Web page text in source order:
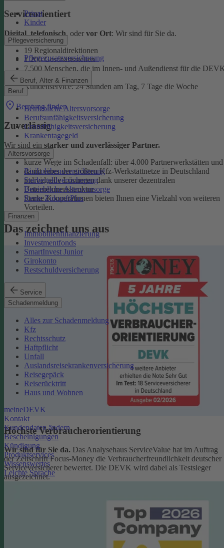
Privat
Kinder
Pflegeversicherung
Pflegezusatzversicherung
Beruf, Alter & Finanzen
Beruf
Betriebliche Altersvorsorge
Berufsunfähigkeitsversicherung
Grundfähigkeitsversicherung
Krankentagegeld
Altersvorsorge
Risikolebensversicherung
Sterbegeldversicherung
Betriebliche Altersvorsorge
Rente ZukunftPlus
Finanzen
Immobilienfinanzierung
Investmentfonds
SmartInvest Junior
Girokonto
Restschuldversicherung
Service
Schadenmeldung
Alles zur Schadenmeldung
Kfz
Rechtsschutz
Haftpflicht
Unfall
Auslandsreisekrankenversicherung
Reisegepäck
Reiserücktritt
Haus und Wohnen
meineDEVK
Kontakt
Kundendaten ändern
Bescheinigungen
Kündigung
Produktservices
Wissenswertes
Leichte Sprache
Serviceorientiert
Digital,telefonisch, oder vor Ort: Wir sind für Sie da.
19 Regionaldirektionen
1.200 Geschäftsstellen
7.500 Menschen, die im Innen- und Außendienst für die
arbeiten
Kundenservice: 24 Stunden am Tag, 7 Tage die Woche
Beratung finden
Zuverlässig
Wir sind ein starker und zuverlässiger Partner.
kurze Wege im Schadenfall: über 4.000 Partnerwerkstätten und
damit eines der größten Kfz-Werkstattnetze in Deutschland
individuelle Lösungen dank unserer dezentralen
Unternehmensstruktur
Starke Kooperationen bieten Ihnen eine Vielzahl von weiteren
Vorteilen.
Das zeichnet uns aus
Höchste Verbraucherorientierung
Wir sind für Sie da. Das Analysehaus ServiceValue hat im Auftrag
der Zeitschrift Focus-Money die Verbraucherfreundlichkeit deutscher
Serviceversicherer bewertet. Die DEVK wird dabei als Testsieger
ausgezeichnet.